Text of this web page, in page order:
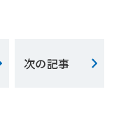
次の記事